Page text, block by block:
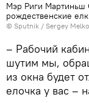
Мэр Риги Мартиньш
рождественские
© Sputnik / Sergey
– Рабочий
шутим мы,
из окна будет
елочка у вас –